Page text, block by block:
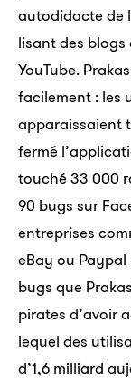
autodidacte de
lisant des
YouTube.
facilement : les
apparaissaient
fermé
touché 33 000
90 bugs sur
entreprises
eBay ou Paypal
bugs que
pirates d’avoir
lequel des
d’1,6 milliard